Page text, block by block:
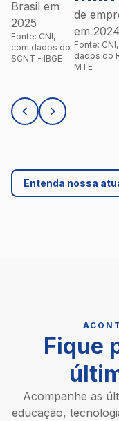
Brasil em
2025
Fonte: CNI,
com dados do
SCNT - IBGE
de
em 2024
Fonte:
dados do
MTE
Entenda nossa
Fique
Acompanhe as
educação,